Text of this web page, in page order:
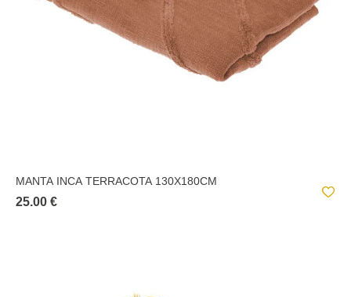
MANTA INCA TERRACOTA 130X180CM
25.00 €